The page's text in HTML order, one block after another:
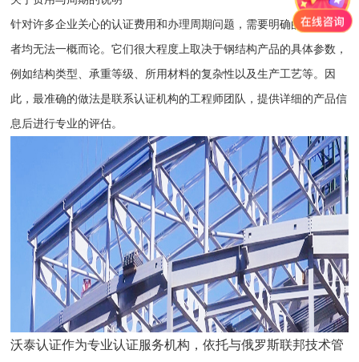
针对许多企业关心的认证费用和办理周期问题，需要明确的是，这两
者均无法一概而论。它们很大程度上取决于钢结构产品的具体参数，
例如结构类型、承重等级、所用材料的复杂性以及生产工艺等。因
此，最准确的做法是联系认证机构的工程师团队，提供详细的产品信
息后进行专业的评估。
沃泰认证作为专业认证服务机构，依托与俄罗斯联邦技术管